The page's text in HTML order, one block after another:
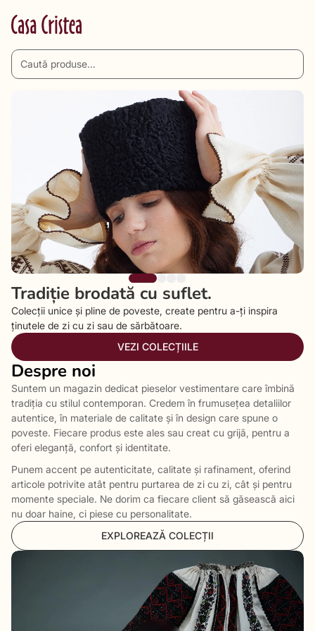
Tradiție brodată cu suflet.
Colecții unice și pline de poveste, create pentru a-ți inspira
ținutele de zi cu zi sau de sărbătoare.
VEZI COLECȚIILE
Despre noi
Suntem un magazin dedicat pieselor vestimentare care îmbină
tradiția cu stilul contemporan. Credem în frumusețea detaliilor
autentice, în materiale de calitate și în design care spune o
poveste. Fiecare produs este ales sau creat cu grijă, pentru a
oferi eleganță, confort și identitate.
Punem accent pe autenticitate, calitate și rafinament, oferind
articole potrivite atât pentru purtarea de zi cu zi, cât și pentru
momente speciale. Ne dorim ca fiecare client să găsească aici
nu doar haine, ci piese cu personalitate.
EXPLOREAZĂ COLECȚII